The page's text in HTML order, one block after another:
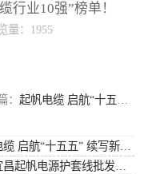
行业10强”榜单！
量：1955
： 起帆电缆 启航“十五五” 续写新篇章